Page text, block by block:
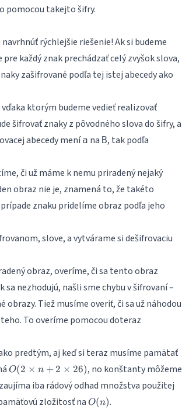
pomocou takejto šifry.
rýchlejšie riešenie! Ak si budeme
každý znak prechádzať celý zvyšok slova,
zašifrované podľa tej istej abecedy ako
ktorým budeme vedieť realizovať
šifrovať znaky z pôvodného slova do šifry, a
abecedy menía na B, tak podľa
či už máme k nemu priradený nejaký
obraz nie je, znamená to, že takéto
znaku pridelíme obraz podľa jeho
slove, a vytvárame si dešifrovaciu
obraz, overíme, či sa tento obraz
nezhodujú, našli sme chybu v šifrovaní –
obrazy. Tiež musíme overiť, či sa už náhodou
To overíme pomocou doteraz
predtým, aj keď si teraz musíme pamätať
O(2\times
n +
2\times
26)
O(2 × n + 2 × 26), no konštanty môžeme
iba rádový odhad množstva použitej
zložitosť na O(n)
O(n).